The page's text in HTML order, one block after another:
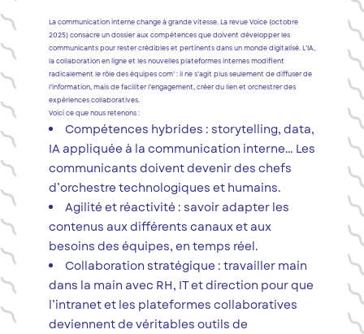
La communication interne change à grande vitesse. La revue Voice (octobre
2025) consacre un dossier aux compétences que doivent développer les
communicants pour rester crédibles et pertinents dans un monde digitalisé. L’IA,
la collaboration en ligne et les nouvelles plateformes internes modifient
radicalement le rôle des équipes com’ : il ne s’agit plus seulement de diffuser de
l’information, mais de faciliter l’engagement, créer du lien et orchestrer des
expériences collaboratives.
Voici ce que nous retenons :
Compétences hybrides : storytelling, data,
IA appliquée à la communication interne… Les
communicants doivent devenir des chefs
d’orchestre technologiques et humains.
Agilité et réactivité : savoir adapter les
contenus aux différents canaux et aux
besoins des équipes, en temps réel.
Collaboration stratégique : travailler main
dans la main avec RH, IT et direction pour que
l’intranet et les plateformes collaboratives
deviennent de véritables outils de